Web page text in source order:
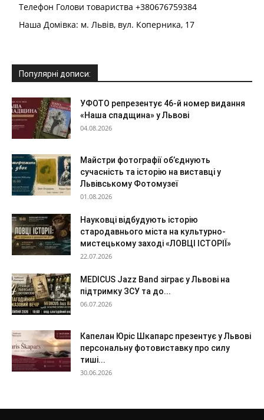
Телефон Голови товариства +380676759384
Наша Домівка: м. Львів, вул. Коперника, 17
Популярні дописи:
УФОТО репрезентує 46-й номер видання
«Наша спадщина» у Львові
04.08.2026
Майстри фотографії об’єднують
сучасність та історію на виставці у
Львівському Фотомузеї
01.08.2026
Науковці відбудують історію
стародавнього міста на культурно-
мистецькому заході «ЛОВЦІ ІСТОРІЇ»
22.07.2026
MEDICUS Jazz Band зіграє у Львові на
підтримку ЗСУ та до...
06.07.2026
Капелан Юріс Шкапарс презентує у Львові
персональну фотовиставку про силу
тиші...
30.06.2026